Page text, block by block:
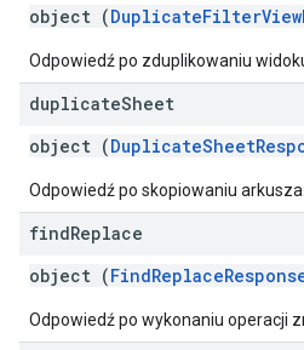
object (
Odpowiedź po zduplikowaniu
duplicateSheet
object (
Odpowiedź po skopiowaniu arkusza.
findReplace
object (
Odpowiedź po wykonaniu operacji